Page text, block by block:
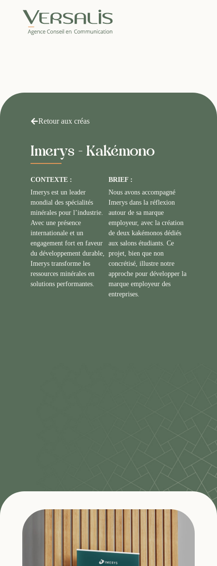
Retour aux créas
Imerys - Kakémono
CONTEXTE :
Imerys est un leader
mondial des spécialités
minérales pour l’industrie.
Avec une présence
internationale et un
engagement fort en faveur
du développement durable,
Imerys transforme les
ressources minérales en
solutions performantes.
BRIEF :
Nous avons accompagné
Imerys dans la réflexion
autour de sa marque
employeur, avec la création
de deux kakémonos dédiés
aux salons étudiants. Ce
projet, bien que non
concrétisé, illustre notre
approche pour développer la
marque employeur des
entreprises.